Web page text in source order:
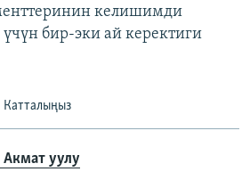
келишимди
бир-эки ай керектиги
Катталыңыз
уулу